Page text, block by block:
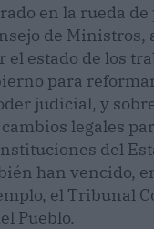
en la rueda
de Ministros,
el estado de los
para
judicial, y
legales
del
han vencido,
el Tribunal
Pueblo.